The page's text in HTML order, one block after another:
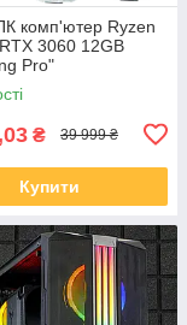
комп'ютер Ryzen
3060 12GB
Pro"
₴ 39 999 ₴
Купити